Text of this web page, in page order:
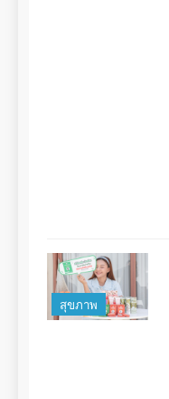
สุขภาพ